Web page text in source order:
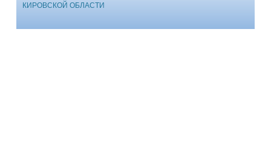
КИРОВСКОЙ ОБЛАСТИ